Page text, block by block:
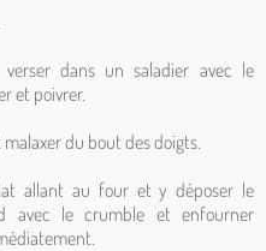
dans un saladier avec le
et poivrer.
du bout des doigts.
allant au four et y déposer le
avec le crumble et enfourner